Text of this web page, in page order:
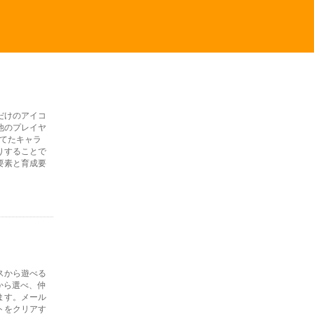
けのアイコ
のプレイヤ
たキャラ
することで
素と育成要
から遊べる
ら選べ、仲
す。メール
をクリアす